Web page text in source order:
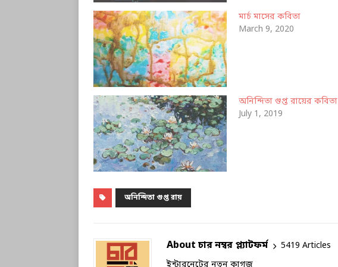
মার্চ মাসের কবিতা
March 9, 2020
অনিন্দিতা গুপ্ত রায়ের কবিতা
July 1, 2019
অনিন্দিতা গুপ্ত রায়
About চার নম্বর প্ল্যাটফর্ম
5419 Articles